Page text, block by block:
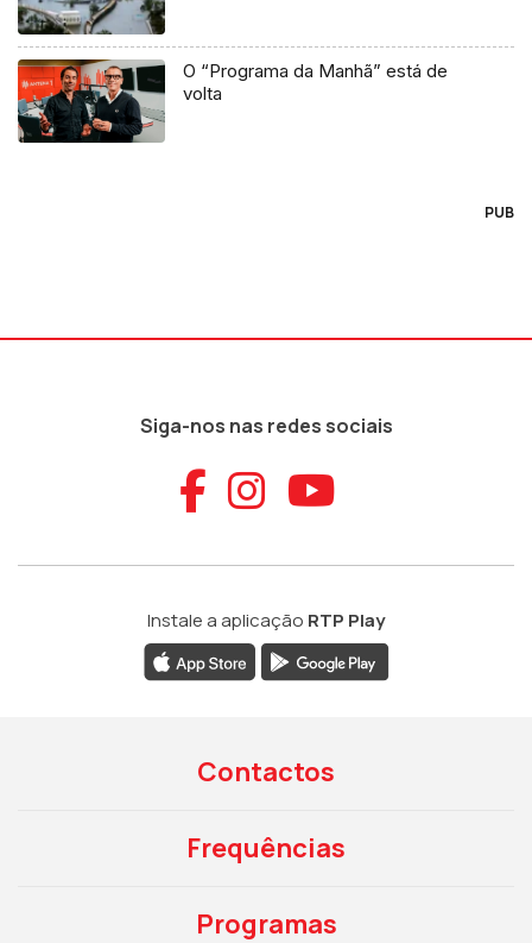
O “Programa da Manhã” está de
volta
PUB
Siga-nos nas redes sociais
Aceder ao
Aceder ao
Aceder
Instale a aplicação RTP Play
Contactos
Frequências
Programas